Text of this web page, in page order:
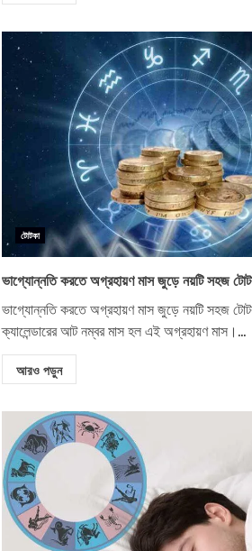
টোটকা
ভাগ্যোন্নতি করতে অগ্রহায়ণ মাস জুড়ে নয়টি সহজ
ভাগ্যোন্নতি করতে অগ্রহায়ণ মাস জুড়ে নয়টি সহজ
ক্যালেন্ডারের আট নম্বর মাস হল এই অগ্রহায়ণ মাস।...
আরও পড়ুন